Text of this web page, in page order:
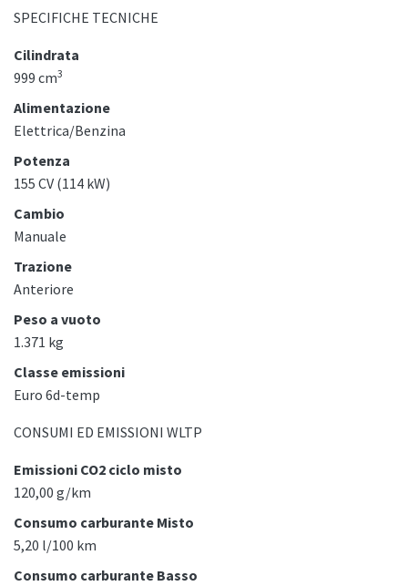
SPECIFICHE TECNICHE
Cilindrata
999 cm3
Alimentazione
Elettrica/Benzina
Potenza
155 CV (114 kW)
Cambio
Manuale
Trazione
Anteriore
Peso a vuoto
1.371 kg
Classe emissioni
Euro 6d-temp
CONSUMI ED EMISSIONI WLTP
Emissioni CO2 ciclo misto
120,00 g/km
Consumo carburante Misto
5,20 l/100 km
Consumo carburante Basso